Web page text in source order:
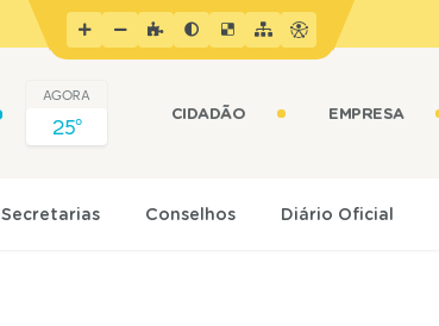
CIDADÃO EMPRESA
AGORA
25º
Secretarias Conselhos Diário Oficial